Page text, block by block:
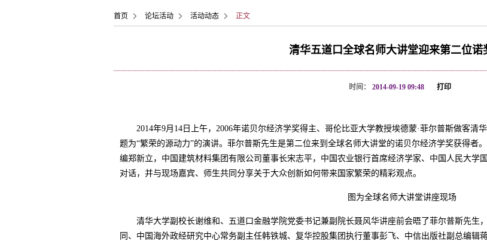
首页 论坛活动 活动动态 正文
清华五道口全球名师大讲堂迎来第二位诺
时间： 2014-09-19 09:48 打印
2014年9月 14日上午， 2006年诺贝尔经济学奖得主、哥伦比亚大学教授埃德蒙·菲尔普斯做客清
题为“繁荣的源动力”的演讲。菲尔普斯先生是第二位来到全球名师大讲堂的诺贝尔经济学奖获得者
编郑新立，中国建筑材料集团有限公司董事长宋志平， 中国农业银行首席经济学家、中国人民大学
对话，并与现场嘉宾、师生共同分享关于大众创新如何带来国家繁荣的精彩观点。
图为全球名师大讲堂讲座现场
清华大学副校长谢维和、五道口金融学院党委书记兼副院长聂风华讲座前会晤了菲尔普斯先生
同、中国海外政经研究中心常务副主任韩铁城、复华控股集团执行董事彭飞、中信出版社副总编辑